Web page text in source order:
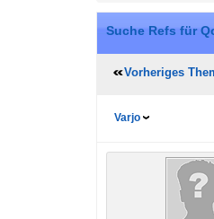
Suche Refs für
Vorheriges
Varjo